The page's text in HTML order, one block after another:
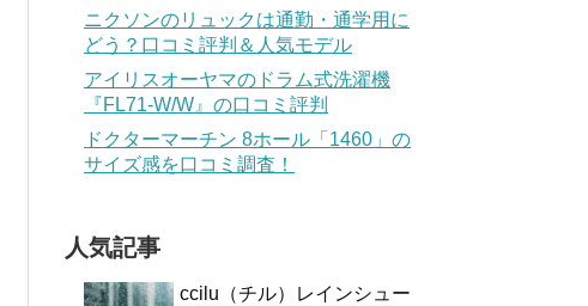
ニクソンのリュックは通勤・通学用に
どう？口コミ評判＆人気モデル
アイリスオーヤマのドラム式洗濯機
『FL71-W/W』の口コミ評判
ドクターマーチン 8ホール「1460」の
サイズ感を口コミ調査！
人気記事
ccilu（チル）レインシュー